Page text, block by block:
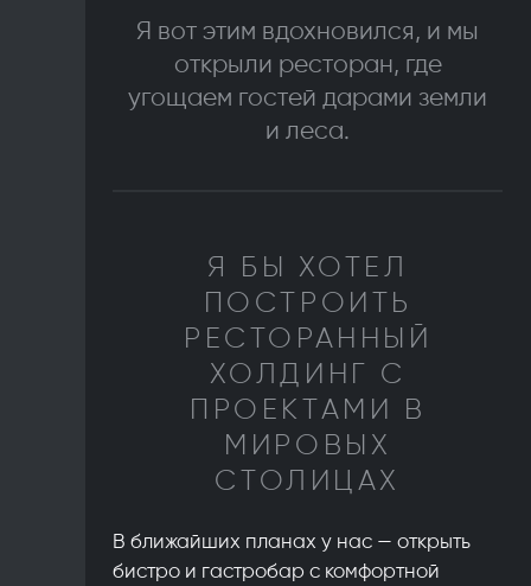
Я вот этим вдохновился, и мы
открыли ресторан, где
угощаем гостей дарами земли
и леса.
Я БЫ ХОТЕЛ
ПОСТРОИТЬ
РЕСТОРАННЫЙ
ХОЛДИНГ С
ПРОЕКТАМИ В
МИРОВЫХ
СТОЛИЦАХ
В ближайших планах у нас — открыть
бистро и гастробар с комфортной